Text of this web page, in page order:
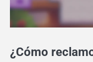
¿Cómo